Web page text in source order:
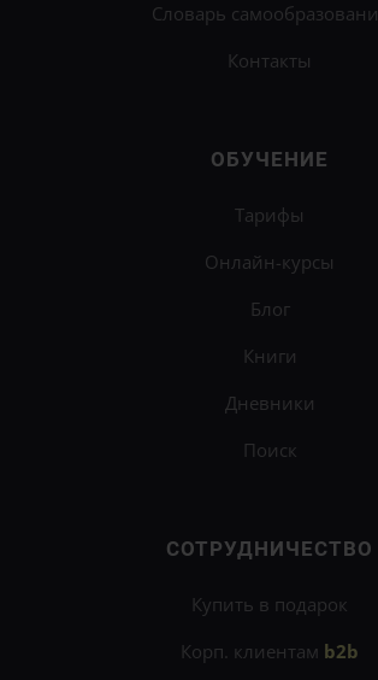
Словарь
Контакты
ОБУЧЕНИЕ
Тарифы
Онлайн-курсы
Блог
Книги
Дневники
Поиск
СОТРУДНИЧЕСТВО
Купить в подарок
Корп. клиентам b2b